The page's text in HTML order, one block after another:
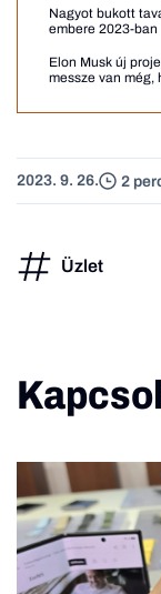
Nagyot bukott
embere 2023-ban
Elon Musk új
messze van még,
2023. 9. 26. 2
Üzlet